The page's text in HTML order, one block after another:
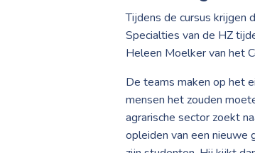
Tijdens de cursus krijgen
Specialties van de HZ
Heleen Moelker van het
De teams maken op het
mensen het zouden
agrarische sector zoekt
opleiden van een nieuwe